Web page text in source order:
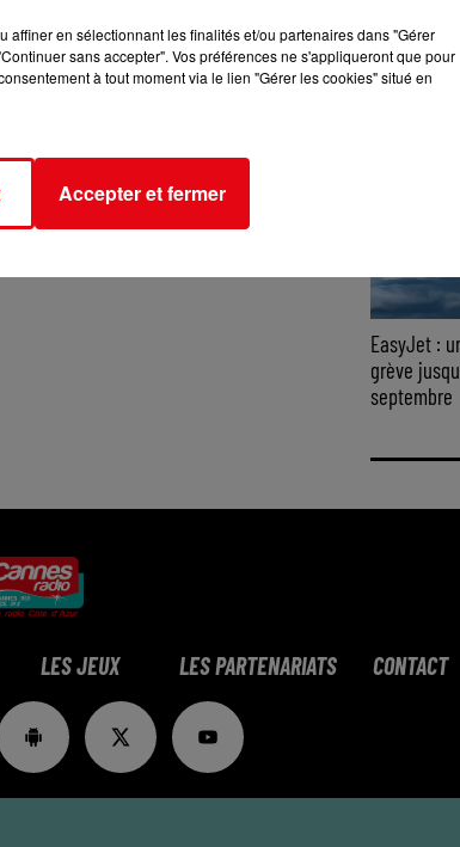
Affaire
placé sous
témoin
EasyJet :
grève
septembre
LES JEUX LES PARTENARIATS CONTACT
affiner en sélectionnant les finalités et/ou partenaires dans "Gérer
sans accepter". Vos préférences ne s'appliqueront que pour
à tout moment via le lien "Gérer les cookies" situé en
Accepter et fermer